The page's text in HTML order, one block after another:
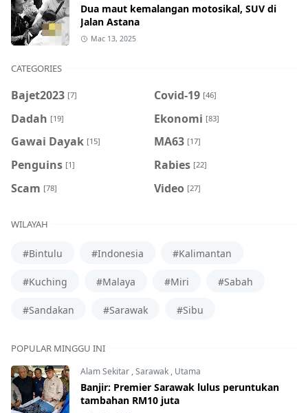
Dua maut kemalangan motosikal, SUV di
Jalan Astana
Mac 13, 2025
CATEGORIES
Bajet2023 [7] Covid-19 [46]
Dadah [19] Ekonomi [83]
Gawai Dayak [15] MA63 [17]
Penguins [1] Rabies [22]
Scam [78] Video [27]
WILAYAH
#Bintulu #Indonesia #Kalimantan
#Kuching #Malaya #Miri #Sabah
#Sandakan #Sarawak #Sibu
POPULAR MINGGU INI
Alam Sekitar,Sarawak, Utama
Banjir: Premier Sarawak lulus peruntukan
tambahan RM10 juta